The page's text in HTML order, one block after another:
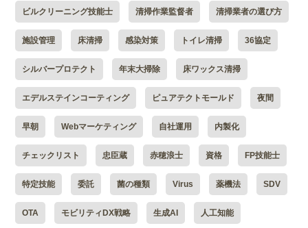
ビルクリーニング技能士 清掃作業監督者 清掃業者の選び方
施設管理 床清掃 感染対策 トイレ清掃 36協定
シルバープロテクト 年末大掃除 床ワックス清掃
エデルステインコーティング ピュアテクトモールド 夜間
早朝 Webマーケティング 自社運用 内製化
チェックリスト 忠臣蔵 赤穂浪士 資格 FP技能士
特定技能 委託 菌の種類 Virus 薬機法 SDV
OTA モビリティDX戦略 生成AI 人工知能